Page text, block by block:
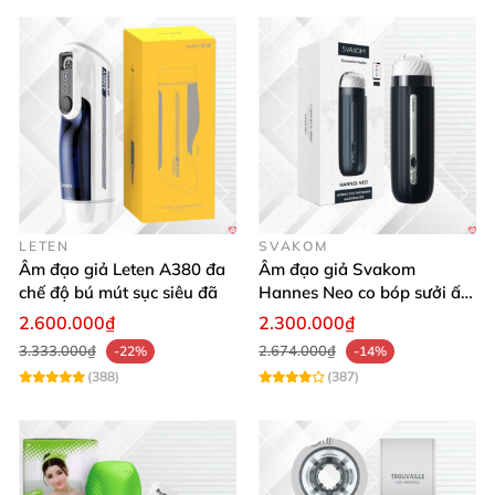
chất liệu nhựa ABS cao cấp
, chịuđược lực va đập
cao mang đến sự bền bỉ theo thời gian cho sản
LETEN
Âm đạo giả Leten A380 đa
chế độ bú mút sục siêu đã
2.600.000₫
3.333.000₫
-22%
(388)
SVAKOM
Âm đạo giả Svakom
Hannes Neo co bóp sưởi ấm
điều khiển app tiện lợi kích
thích mạnh mẽ
2.300.000₫
2.674.000₫
-14%
(387)